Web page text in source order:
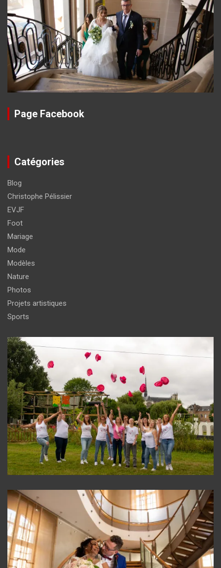
Page Facebook
Catégories
Blog
Christophe Pélissier
EVJF
Foot
Mariage
Mode
Modèles
Nature
Photos
Projets artistiques
Sports